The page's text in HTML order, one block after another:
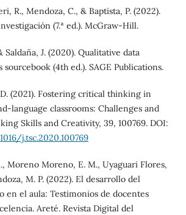
R., Mendoza, C., & Baptista, P. (2022).
(7.ª ed.). McGraw-Hill.
Saldaña, J. (2020). Qualitative data
sourcebook (4th ed.). SAGE Publications.
(2021). Fostering critical thinking in
language classrooms: Challenges and
Skills and Creativity, 39, 100769. DOI:
j.tsc.2020.100769
Moreno Moreno, E. M., Uyaguari Flores,
M. P. (2022). El desarrollo del
en el aula: Testimonios de docentes
Areté. Revista Digital del